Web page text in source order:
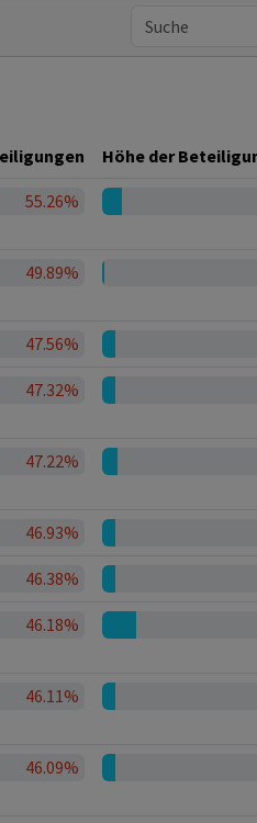
Höhe der
55.26%
49.89%
47.56%
47.32%
47.22%
46.93%
46.38%
46.18%
46.11%
46.09%